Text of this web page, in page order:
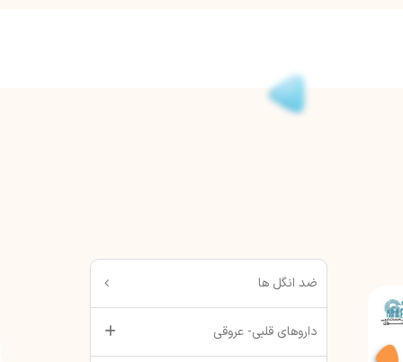
ضد انگل ها
داروهای قلبی- عروقی